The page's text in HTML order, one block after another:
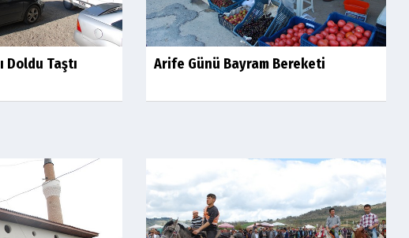
Doldu Taştı
Arife Günü Bayram Bereketi